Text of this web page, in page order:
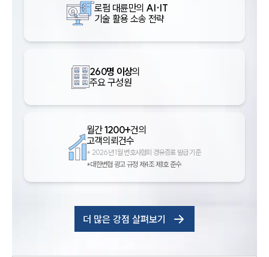
로펌 대륜만의 AI·IT
기술 활용 소송 전략
260명 이상의
주요 구성원
월간1200+건의
고객의뢰건수
* 2026년 1월 변호사협회 경유증표 발급 기준
*대한변협 광고 규정 제4조 제1호 준수
더 많은 강점 살펴보기